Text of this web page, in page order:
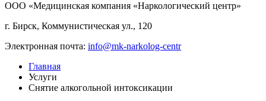
ООО «Медицинская компания «Наркологический центр»
г. Бирск, Коммунистическая ул., 120
Электронная почта: info@mk-narkolog-centr
Главная
Услуги
Снятие алкогольной интоксикации